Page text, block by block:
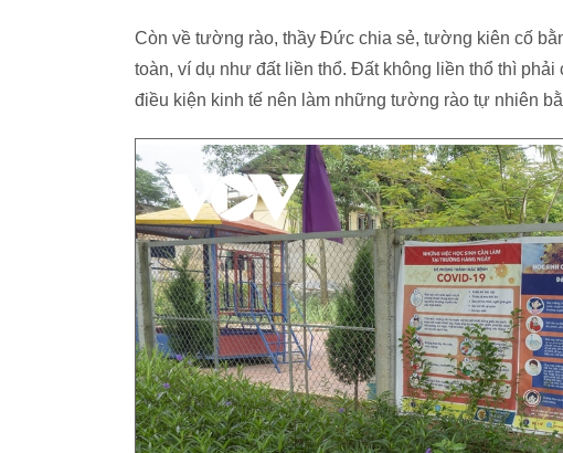
Còn về tường rào, thầy Đức chia sẻ, tường kiên cố
toàn, ví dụ như đất liền thổ. Đất không liền thổ thì
điều kiện kinh tế nên làm những tường rào tự nhiên